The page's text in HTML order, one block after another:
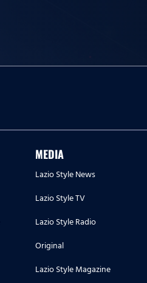
MEDIA
Lazio Style News
Lazio Style TV
Lazio Style Radio
Original
Lazio Style Magazine